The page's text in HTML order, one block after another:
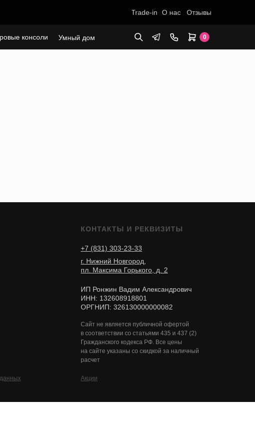
0
Trade-in О нас Отзывы
консоли Умный дом
КОНТАКТЫ И РЕКВИЗИТЫ
Акции
ИП Ронжин Вадим Александрович
ИНН: 132608918801
ОРГНИП: 326130000000082
г. Нижний Новгород,
пл. Максима Горького, д. 2
+7 (831) 303-23-33
Сайт не является публичной офертой
в соответствии со статьями 435 и 437 (2)
Гражданского кодекса РФ. Все цены
на сайте указаны со скидкой за наличный
расчет